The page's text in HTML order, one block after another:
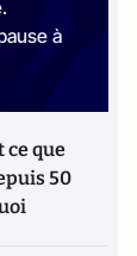
à
ce que
50